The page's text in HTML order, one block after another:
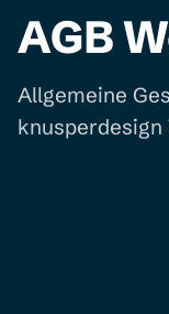
AGB
Allgemeine
knusperdesign